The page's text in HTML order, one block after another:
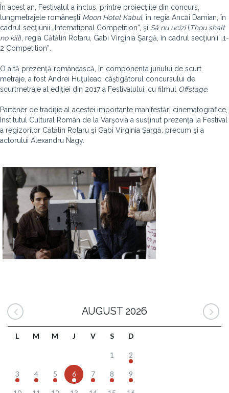
În acest an, Festivalul a inclus, printre proiecţiile din concurs,
lungmetrajele româneşti Moon Hotel Kabul, în regia Ancăi Damian, în
cadrul secţiunii „International Competition”, şi Să nu ucizi(Thou shalt
no kill), regia Cătălin Rotaru, Gabi Virginia Şargă, în cadrul secţiunii „1-
2 Competition”.
O altă prezenţă românească, în componența juriului de scurt
metraje, a fost Andrei Huţuleac, câştigătorul concursului de
scurtmetraje al ediţiei din 2017 a Festivalului, cu filmul Offstage.
Partener de tradiţie al acestei importante manifestări cinematografice,
Institutul Cultural Român de la Varşovia a susţinut prezenţa la Festival
a regizorilor Cătălin Rotaru şi Gabi Virginia Şargă, precum şi a
actorului Alexandru Nagy.
AUGUST 2026
L M M J V S D
1 2
3 4 5 6 7 8 9